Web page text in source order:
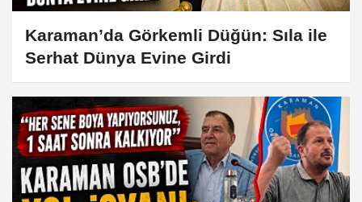
Karaman’da Görkemli Düğün: Sıla ile
Serhat Dünya Evine Girdi